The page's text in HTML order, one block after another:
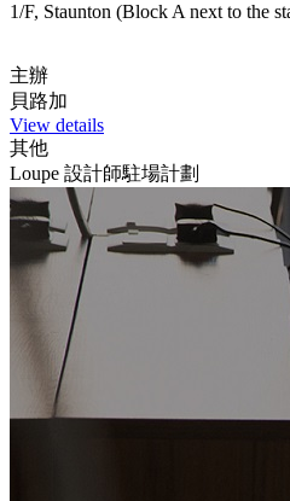
1/F, Staunton (Block A next to the
主辦
貝路加
View details
其他
Loupe 設計師駐場計劃